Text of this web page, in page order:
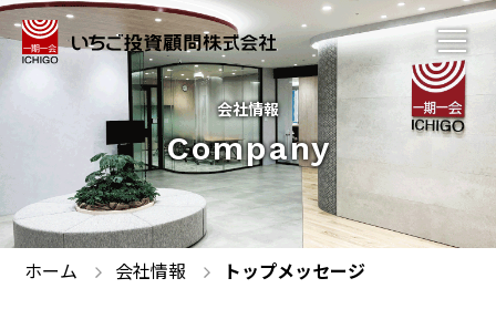
会社情報
Company
ホーム 会社情報 トップメッセージ